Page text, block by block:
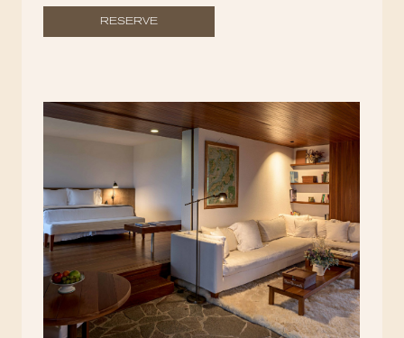
RESERVE